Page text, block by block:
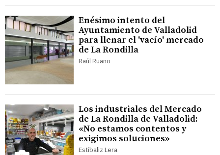
Enésimo intento del
Ayuntamiento de Valladolid
para llenar el 'vacío' mercado
de La Rondilla
Raúl Ruano
Los industriales del Mercado
de La Rondilla de Valladolid:
«No estamos contentos y
exigimos soluciones»
Estíbaliz Lera